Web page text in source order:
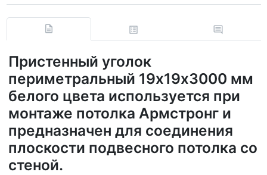
Пристенный уголок
периметральный 19х19х3000 мм
белого цвета используется при
монтаже потолка Армстронг и
предназначен для соединения
плоскости подвесного потолка со
стеной.